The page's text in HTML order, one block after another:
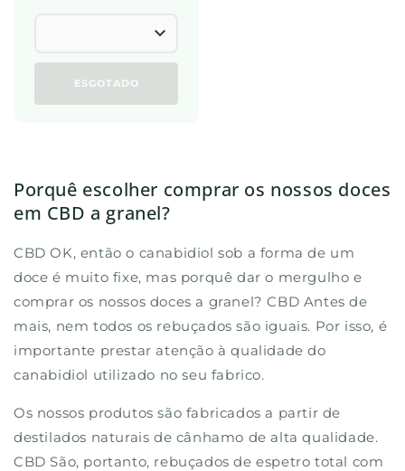
ESGOTADO
Porquê escolher comprar os nossos doces
em CBD a granel?
CBD OK, então o canabidiol sob a forma de um
doce é muito fixe, mas porquê dar o mergulho e
comprar os nossos doces a granel? CBD Antes de
mais, nem todos os rebuçados são iguais. Por isso, é
importante prestar atenção à qualidade do
canabidiol utilizado no seu fabrico.
Os nossos produtos são fabricados a partir de
destilados naturais de cânhamo de alta qualidade.
CBD São, portanto, rebuçados de espetro total com